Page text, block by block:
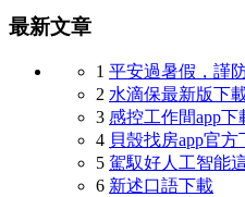
最新文章
1 平安過暑假，謹
2 水滴保最新版下
3 感控工作間app下
4 貝殼找房app官方
5 駕馭好人工智能
6 新述口語下載